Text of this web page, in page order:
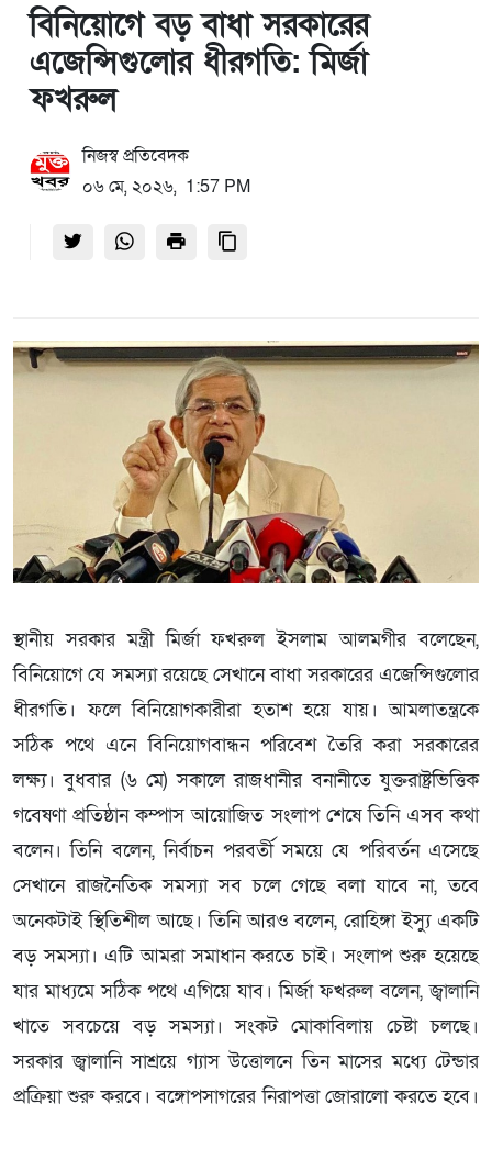
বিনিয়োগে বড় বাধা সরকারের
এজেন্সিগুলোর ধীরগতি: মির্জা
ফখরুল
নিজস্ব প্রতিবেদক
০৬ মে, ২০২৬, 1:57 PM
স্থানীয় সরকার মন্ত্রী মির্জা ফখরুল ইসলাম আলমগীর বলেছেন,
বিনিয়োগে যে সমস্যা রয়েছে সেখানে বাধা সরকারের এজেন্সিগুলোর
ধীরগতি। ফলে বিনিয়োগকারীরা হতাশ হয়ে যায়। আমলাতন্ত্রকে
সঠিক পথে এনে বিনিয়োগবান্ধন পরিবেশ তৈরি করা সরকারের
লক্ষ্য। বুধবার (৬ মে) সকালে রাজধানীর বনানীতে যুক্তরাষ্ট্রভিত্তিক
গবেষণা প্রতিষ্ঠান কম্পাস আয়োজিত সংলাপ শেষে তিনি এসব কথা
বলেন। তিনি বলেন, নির্বাচন পরবর্তী সময়ে যে পরিবর্তন এসেছে
সেখানে রাজনৈতিক সমস্যা সব চলে গেছে বলা যাবে না, তবে
অনেকটাই স্থিতিশীল আছে। তিনি আরও বলেন, রোহিঙ্গা ইস্যু একটি
বড় সমস্যা। এটি আমরা সমাধান করতে চাই। সংলাপ শুরু হয়েছে
যার মাধ্যমে সঠিক পথে এগিয়ে যাব। মির্জা ফখরুল বলেন, জ্বালানি
খাতে সবচেয়ে বড় সমস্যা। সংকট মোকাবিলায় চেষ্টা চলছে।
সরকার জ্বালানি সাশ্রয়ে গ্যাস উত্তোলনে তিন মাসের মধ্যে টেন্ডার
প্রক্রিয়া শুরু করবে। বঙ্গোপসাগরের নিরাপত্তা জোরালো করতে হবে।